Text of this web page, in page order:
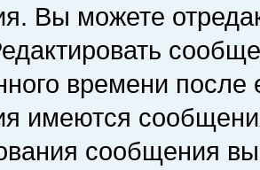
Вы можете
времени
имеются
сообщения